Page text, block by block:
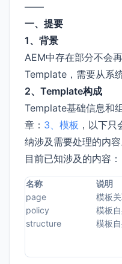
——
一、提要
1、背景
AEM中存在部分不会
Template，需要从系
2、Template构成
Template基础信息和
章： 3、模板 ，以下
纳涉及需要处理的内容
目前已知涉及的内容：
名称
说明
page
模板
policy
模板
structure
模板